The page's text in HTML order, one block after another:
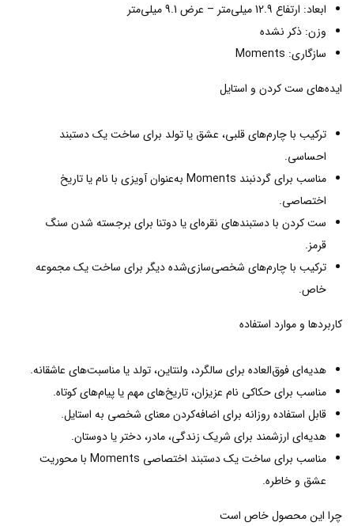
ابعاد: ارتفاع 12.9 میلی‌متر – عرض 9.1 میلی‌متر
وزن: ذکر نشده
سازگاری: Moments
ایده‌های ست کردن و استایل
ترکیب با چارم‌های قلبی، عشق یا تولد برای ساخت یک دستبند
احساسی.
مناسب برای گردنبند Moments به‌عنوان آویزی با نام یا تاریخ
اختصاصی.
ست کردن با دستبندهای نقره‌ای یا دو‌تنا برای برجسته شدن سنگ
قرمز.
ترکیب با چارم‌های شخصی‌سازی‌شده دیگر برای ساخت یک مجموعه
خاص.
کاربردها و موارد استفاده
هدیه‌ای فوق‌العاده برای سالگرد، ولنتاین، تولد یا مناسبت‌های عاشقانه.
مناسب برای حکاکی نام عزیزان، تاریخ‌های مهم یا پیام‌های کوتاه.
قابل استفاده روزانه برای اضافه‌کردن معنای شخصی به استایل.
هدیه‌ای ارزشمند برای شریک زندگی، مادر، دختر یا دوستان.
مناسب برای ساخت یک دستبند اختصاصی Moments با محوریت
عشق و خاطره.
چرا این محصول خاص است